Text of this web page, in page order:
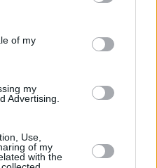
and its third-party tags to
purposes in below Google
of my
my
Advertising.
Use,
of my
with the
σου το σφάλμα! Σ
, αν δεν είσαι λούζερ,